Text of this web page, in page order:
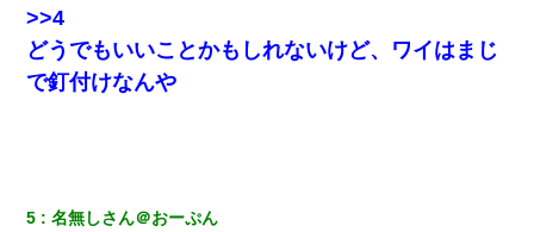
【報告者がキチ】嫁「妊娠した」俺『それじゃあ皆に祝ってもら
おう』友人達を家に連れ帰ってホームパーティー→俺『皆に祝え
てもらえて良かったな！』→
れて無事婚約破棄・・・
>>4
どうでもいいことかもしれないけど、ワイはまじ
で釘付けなんや
5 名無しさん＠おーぷん